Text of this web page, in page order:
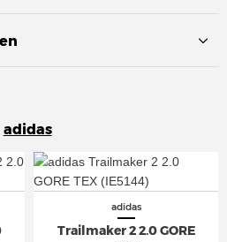
adidas
adidas
Trailmaker 2 2.0 GORE